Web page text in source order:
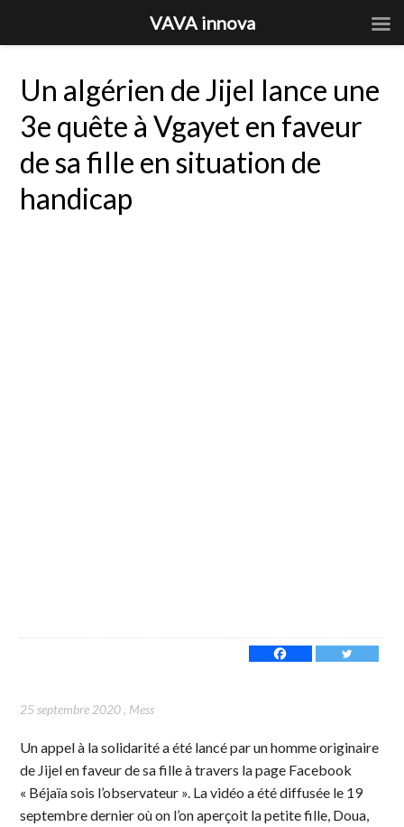
Un algérien de Jijel lance une
3e quête à Vgayet en faveur
de sa fille en situation de
handicap
25 septembre 2020, Mess
Un appel à la solidarité a été lancé par un homme originaire
de Jijel en faveur de sa fille à travers la page Facebook
« Béjaïa sois l’observateur ». La vidéo a été diffusée le 19
septembre dernier où on l’on aperçoit la petite fille, Doua,
VAVA innova